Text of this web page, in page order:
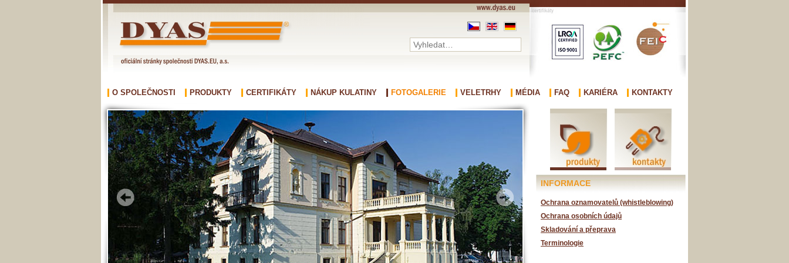
O SPOLEČNOSTI PRODUKTY CERTIFIKÁTY NÁKUP KULATINY FOTOGALERIE VELETRHY MÉDIA FAQ KARIÉRA KONTAKTY
INFORMACE
Ochrana oznamovatelů (whistleblowing)
Ochrana osobních údajů
Skladování a přeprava
Terminologie